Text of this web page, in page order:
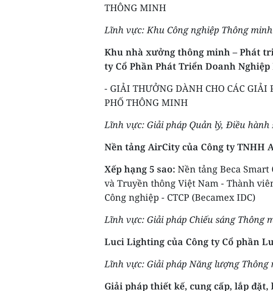
THÔNG MINH
Lĩnh vực: Khu Công nghiệp Thông minh
Khu nhà xưởng thông minh – Phát
ty Cổ Phần Phát Triển Doanh
- GIẢI THƯỞNG DÀNH CHO CÁC GIẢI
PHỐ THÔNG MINH
Lĩnh vực: Giải pháp Quản lý, Điều
Nền tảng AirCity của Công ty TNHH
Xếp hạng 5 sao: Nền tảng Beca Smart
và Truyền thông Việt Nam - Thành
Công nghiệp - CTCP (Becamex IDC)
Lĩnh vực: Giải pháp Chiếu sáng Thông
Luci Lighting của Công ty Cổ phần
Lĩnh vực: Giải pháp Năng lượng Thông
Giải pháp thiết kế, cung cấp, lắp